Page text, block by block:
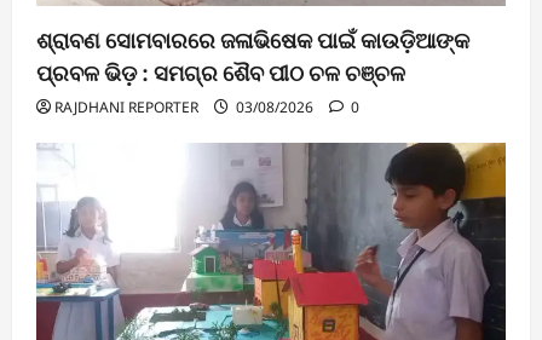
ଶ୍ରାବଣ ସୋମବାରରେ ଜଳାଭିଷେକ ପାଇଁ କାଉଡ଼ିଆଙ୍କ
ପ୍ରବଳ ଭିଡ଼ : ସମଗ୍ର ଶୈବ ପୀଠ ଚଳ ଚଞ୍ଚଳ
RAJDHANI REPORTER 03/08/2026 0